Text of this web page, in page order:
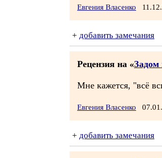
Евгения Власенко
+ добавить замечания
Рецензия на «Задом
Мне кажется, "всё
Евгения Власенко
+ добавить замечания